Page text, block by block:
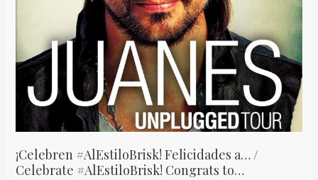
¡Celebren #AlEstiloBrisk! Felicidades a… /
Celebrate #AlEstiloBrisk! Congrats to…
#AlEstiloBrisk!
Congrats
to…